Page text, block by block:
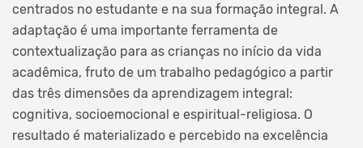
centrados no estudante e na sua formação integral. A
adaptação é uma importante ferramenta de
contextualização para as crianças no início da vida
acadêmica, fruto de um trabalho pedagógico a partir
das três dimensões da aprendizagem integral:
cognitiva, socioemocional e espiritual-religiosa. O
resultado é materializado e percebido na excelência